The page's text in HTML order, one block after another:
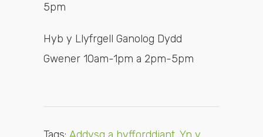
5pm
Hyb y Llyfrgell Ganolog Dydd
Gwener 10am-1pm a 2pm-5pm